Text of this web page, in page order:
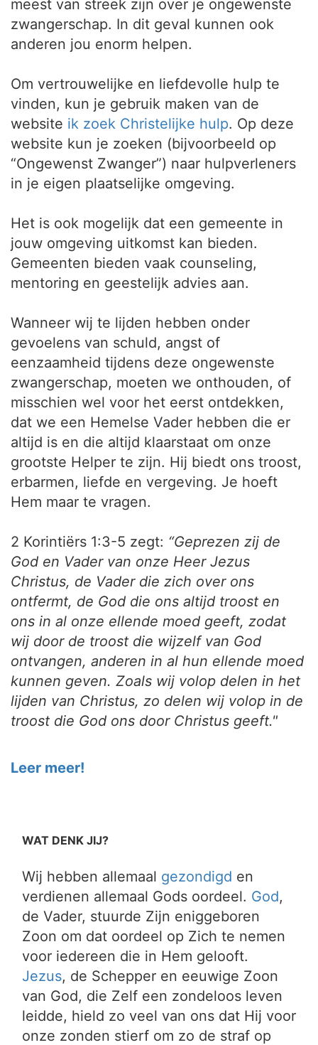
meest van streek zijn over je ongewenste
zwangerschap. In dit geval kunnen ook
anderen jou enorm helpen.
Om vertrouwelijke en liefdevolle hulp te
vinden, kun je gebruik maken van de
website ik zoek Christelijke hulp. Op deze
website kun je zoeken (bijvoorbeeld op
“Ongewenst Zwanger”) naar hulpverleners
in je eigen plaatselijke omgeving.
Het is ook mogelijk dat een gemeente in
jouw omgeving uitkomst kan bieden.
Gemeenten bieden vaak counseling,
mentoring en geestelijk advies aan.
Wanneer wij te lijden hebben onder
gevoelens van schuld, angst of
eenzaamheid tijdens deze ongewenste
zwangerschap, moeten we onthouden, of
misschien wel voor het eerst ontdekken,
dat we een Hemelse Vader hebben die er
altijd is en die altijd klaarstaat om onze
grootste Helper te zijn. Hij biedt ons troost,
erbarmen, liefde en vergeving. Je hoeft
Hem maar te vragen.
2 Korintiërs 1:3-5 zegt: “Geprezen zij de
God en Vader van onze Heer Jezus
Christus, de Vader die zich over ons
ontfermt, de God die ons altijd troost en
ons in al onze ellende moed geeft, zodat
wij door de troost die wijzelf van God
ontvangen, anderen in al hun ellende moed
kunnen geven. Zoals wij volop delen in het
lijden van Christus, zo delen wij volop in de
troost die God ons door Christus geeft."
Leer meer!
WAT DENK JIJ?
Wij hebben allemaal gezondigd en
verdienen allemaal Gods oordeel. God,
de Vader, stuurde Zijn eniggeboren
Zoon om dat oordeel op Zich te nemen
voor iedereen die in Hem gelooft.
Jezus, de Schepper en eeuwige Zoon
van God, die Zelf een zondeloos leven
leidde, hield zo veel van ons dat Hij voor
onze zonden stierf om zo de straf op